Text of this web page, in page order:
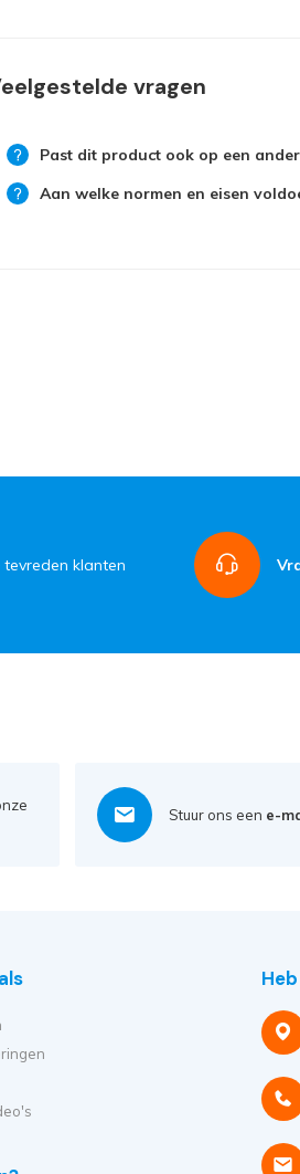
vragen
Past dit product ook op een
Aan welke normen en eisen
tevreden klanten
Stuur ons een e-